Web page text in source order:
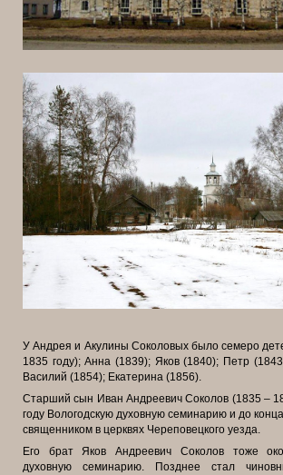
У Андрея и Акулины Соколовых было семеро
1835 году); Анна (1839); Яков (1840); Петр
Василий (1854); Екатерина (1856).
Старший сын Иван Андреевич Соколов (1835 –
году Вологодскую духовную семинарию и до
священником в церквях Череповецкого уезда.
Его брат Яков Андреевич Соколов тоже
духовную семинарию. Позднее стал